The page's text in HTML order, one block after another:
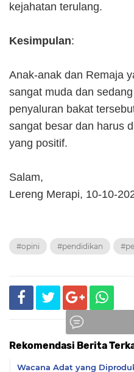
kejahatan terulang.
Kesimpulan:
Anak-anak dan Remaja
sangat muda dan
penyaluran bakat
sangat besar dan harus
yang positif.
Salam,
Lereng Merapi, 10-10-
#opini #pendidikan
Rekomendasi Berita
Wacana Adat yang